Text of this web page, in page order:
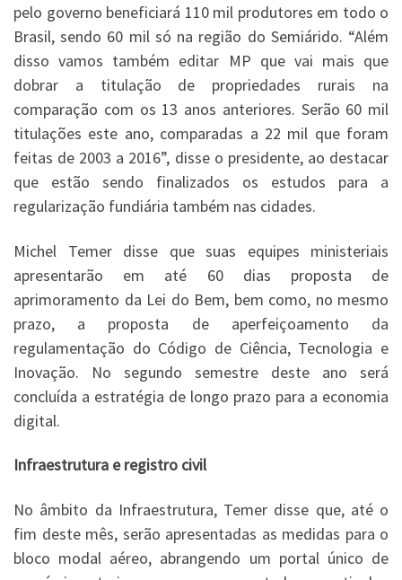
pelo governo beneficiará 110 mil produtores em todo o
Brasil, sendo 60 mil só na região do Semiárido. “Além
disso vamos também editar MP que vai mais que
dobrar a titulação de propriedades rurais na
comparação com os 13 anos anteriores. Serão 60 mil
titulações este ano, comparadas a 22 mil que foram
feitas de 2003 a 2016”, disse o presidente, ao destacar
que estão sendo finalizados os estudos para a
regularização fundiária também nas cidades.
Michel Temer disse que suas equipes ministeriais
apresentarão em até 60 dias proposta de
aprimoramento da Lei do Bem, bem como, no mesmo
prazo, a proposta de aperfeiçoamento da
regulamentação do Código de Ciência, Tecnologia e
Inovação. No segundo semestre deste ano será
concluída a estratégia de longo prazo para a economia
digital.
Infraestrutura e registro civil
No âmbito da Infraestrutura, Temer disse que, até o
fim deste mês, serão apresentadas as medidas para o
bloco modal aéreo, abrangendo um portal único de